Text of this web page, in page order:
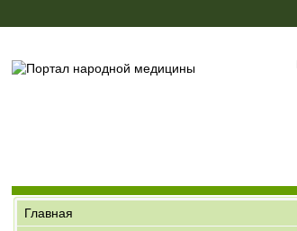
Главная